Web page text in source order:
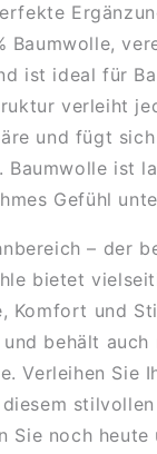
Baumwolle,
ist ideal für
verleiht
und fügt
Baumwolle ist
Gefühl
– der
bietet
Komfort und
behält auch
Verleihen Sie
Sie noch heute